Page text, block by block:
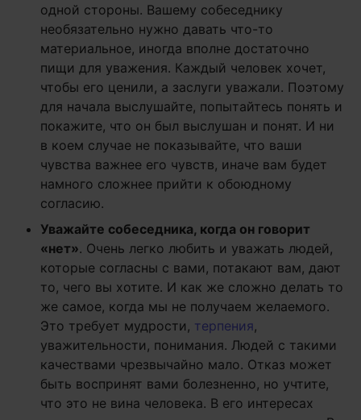
одной стороны. Вашему собеседнику
необязательно нужно давать что-то
материальное, иногда вполне достаточно
пищи для уважения. Каждый человек хочет,
чтобы его ценили, а заслуги уважали. Поэтому
для начала выслушайте, попытайтесь понять и
покажите, что он был выслушан и понят. И ни
в коем случае не показывайте, что ваши
чувства важнее его чувств, иначе вам будет
намного сложнее прийти к обоюдному
согласию.
Уважайте собеседника, когда он говорит
«нет». Очень легко любить и уважать людей,
которые согласны с вами, потакают вам, дают
то, чего вы хотите. И как же сложно делать то
же самое, когда мы не получаем желаемого.
Это требует мудрости, терпения,
уважительности, понимания. Людей с такими
качествами чрезвычайно мало. Отказ может
быть воспринят вами болезненно, но учтите,
что это не вина человека. В его интересах